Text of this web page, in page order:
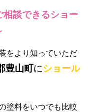
相談できるショー
をより知っていただ
豊山町にショール
塗料をいつでも比較